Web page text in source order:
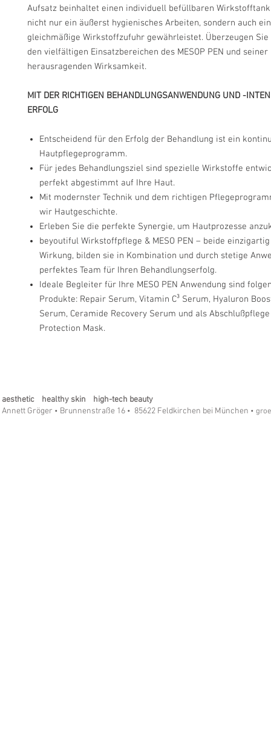
Aufsatz beinhaltet einen individuell befüllbaren
nicht nur ein äußerst hygienisches Arbeiten, sondern auch
gleichmäßige Wirkstoffzufuhr gewährleistet. Überzeugen Sie
den vielfältigen Einsatzbereichen des MESOP PEN und seiner
herausragenden Wirksamkeit.
MIT DER RICHTIGEN BEHANDLUNGSANWENDUNG UND -
ERFOLG
Entscheidend für den Erfolg der Behandlung ist ein
Hautpflegeprogramm.
Für jedes Behandlungsziel sind spezielle Wirkstoffe
perfekt abgestimmt auf Ihre Haut.
Mit modernster Technik und dem richtigen
wir Hautgeschichte.
Erleben Sie die perfekte Synergie, um Hautprozesse
beyoutiful Wirkstoffpflege & MESO PEN – beide
Wirkung, bilden sie in Kombination und durch stetige
perfektes Team für Ihren Behandlungserfolg.
Ideale Begleiter für Ihre MESO PEN Anwendung sind
Produkte: Repair Serum, Vitamin C³ Serum, Hyaluron
Serum, Ceramide Recovery Serum und als
Protection Mask.
aesthetic healthy skin high-tech beauty
Annett Gröger • Brunnenstraße 16 • 85622 Feldkirchen bei München •